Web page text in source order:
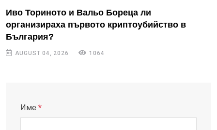
Иво Ториното и Вальо Бореца ли
организираха първото криптоубийство в
България?
AUGUST 04, 2026 1064
Име *